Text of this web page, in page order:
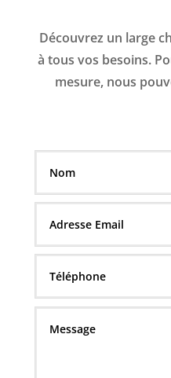
Découvrez un large
à tous vos besoins.
mesure, nous